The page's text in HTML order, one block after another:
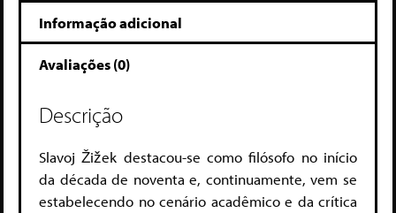
Informação adicional
Avaliações (0)
Descrição
Slavoj Žižek destacou-se como filósofo no início
da década de noventa e, continuamente, vem se
estabelecendo no cenário acadêmico e da crítica